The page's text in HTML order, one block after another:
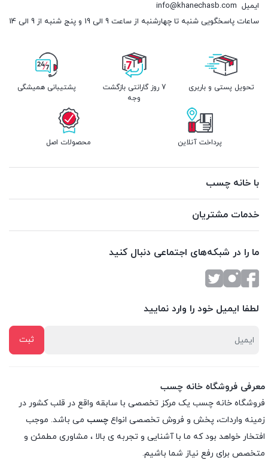
ایمیل info@khanechasb.com
ساعات پاسخگویی شنبه تا چهارشنبه از ساعت 9 الی 19 و پنج شنبه از 9 الی 14
تحویل پستی و باربری
7 روز گارانتی بازگشت
وجه
پشتیبانی همیشگی
پرداخت آنلاین محصولات اصل
با خانه چسب
خدمات مشتریان
ما را در شبکه‌های اجتماعی دنبال کنید
لطفا ایمیل خود را وارد نمایید
معرفی فروشگاه خانه چسب
فروشگاه خانه چسب یک مرکز تخصصی با سابقه واقع در قلب کشور در
زمینه واردات، پخش و فروش تخصصی انواع چسب می باشد. موجب
افتخار خواهد بود که ما با آشنایی و تجربه ی بالا ، مشاوری مطمئن و
متخصص برای رفع نیاز شما باشیم.